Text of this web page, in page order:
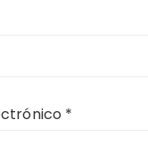
*